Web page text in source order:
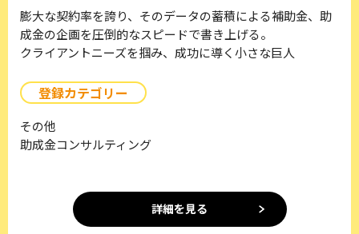
膨大な契約率を誇り、そのデータの蓄積による補助金、助
成金の企画を圧倒的なスピードで書き上げる。
クライアントニーズを掴み、成功に導く小さな巨人
登録カテゴリー
その他
助成金コンサルティング
詳細を見る